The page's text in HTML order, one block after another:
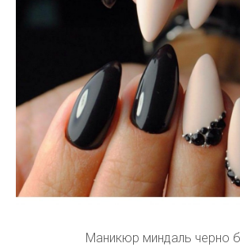
Маникюр миндаль черно